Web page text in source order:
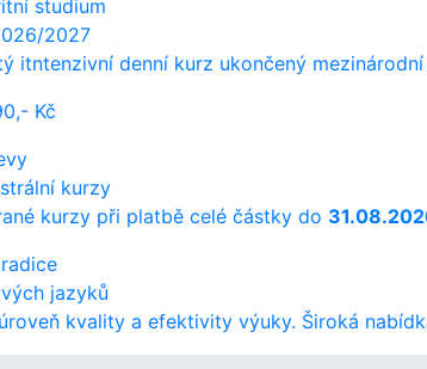
studium
2027
itntenzivní denní kurz ukončený
Kč
kurzy
kurzy při platbě celé částky do
jazyků
kvality a efektivity výuky. Široká